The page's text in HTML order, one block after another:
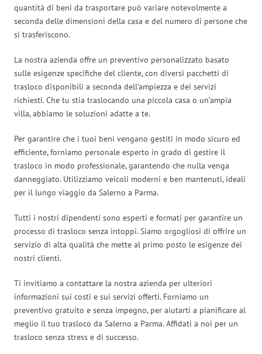
quantità di beni da trasportare può variare notevolmente a
seconda delle dimensioni della casa e del numero di persone che
si trasferiscono.
La nostra azienda offre un preventivo personalizzato basato
sulle esigenze specifiche del cliente, con diversi pacchetti di
trasloco disponibili a seconda dell’ampiezza e dei servizi
richiesti. Che tu stia traslocando una piccola casa o un’ampia
villa, abbiamo le soluzioni adatte a te.
Per garantire che i tuoi beni vengano gestiti in modo sicuro ed
efficiente, forniamo personale esperto in grado di gestire il
trasloco in modo professionale, garantendo che nulla venga
danneggiato. Utilizziamo veicoli moderni e ben mantenuti, ideali
per il lungo viaggio da Salerno a Parma.
Tutti i nostri dipendenti sono esperti e formati per garantire un
processo di trasloco senza intoppi. Siamo orgogliosi di offrire un
servizio di alta qualità che mette al primo posto le esigenze dei
nostri clienti.
Ti invitiamo a contattare la nostra azienda per ulteriori
informazioni sui costi e sui servizi offerti. Forniamo un
preventivo gratuito e senza impegno, per aiutarti a pianificare al
meglio il tuo trasloco da Salerno a Parma. Affidati a noi per un
trasloco senza stress e di successo.